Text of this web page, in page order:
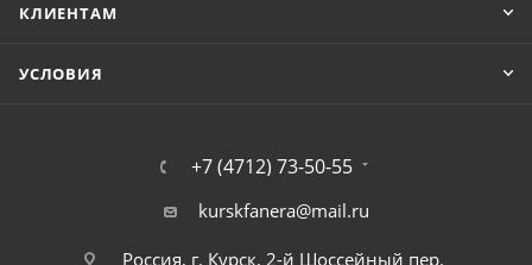
КЛИЕНТАМ
УСЛОВИЯ
+7 (4712) 73-50-55
kurskfanera@mail.ru
Россия, г. Курск, 2-й Шоссейный пер.